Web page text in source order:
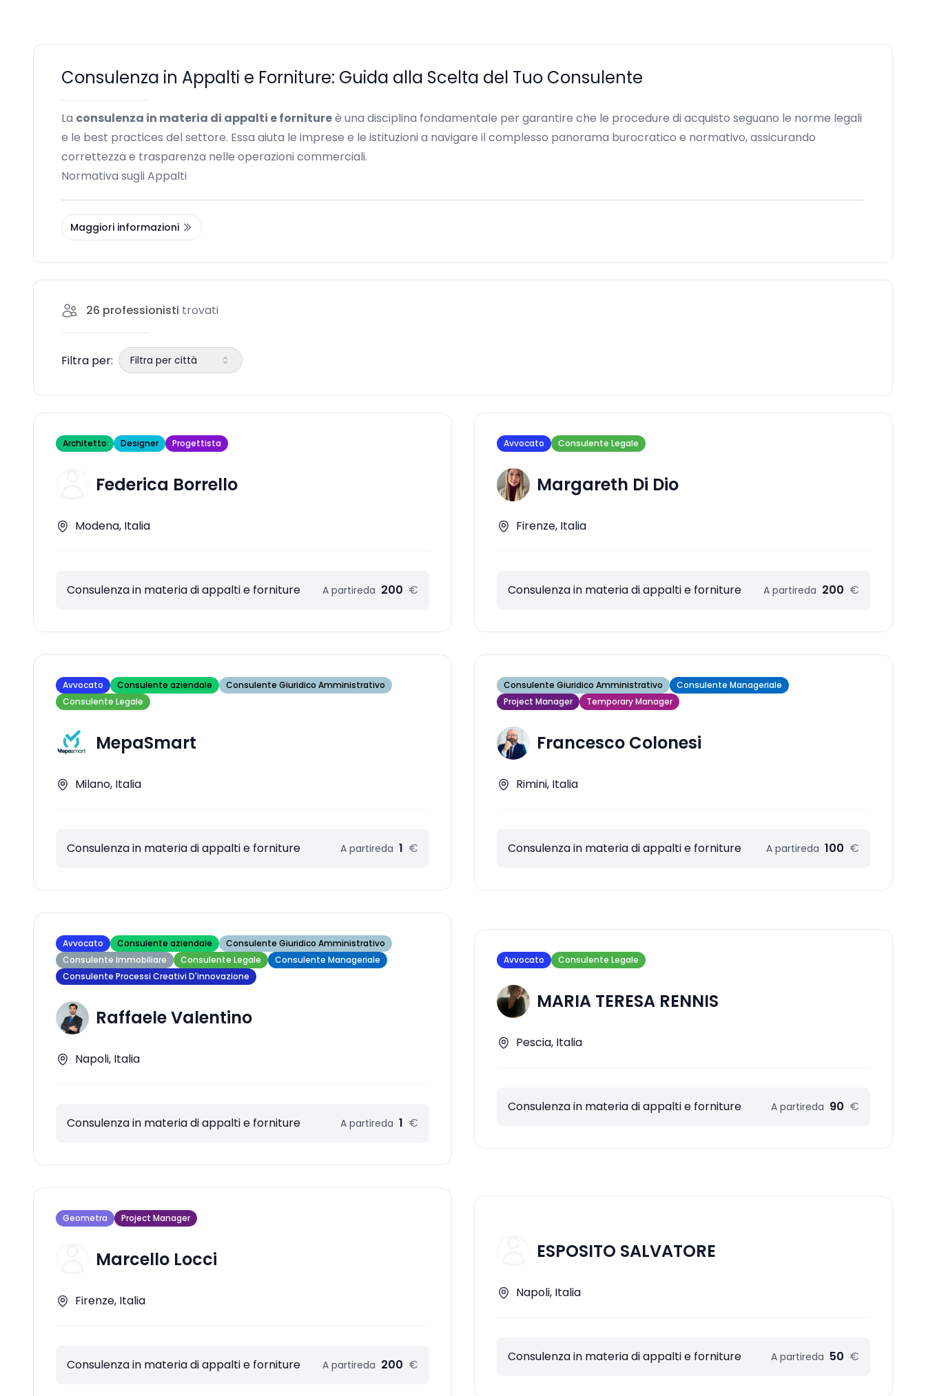
Consulenza in Appalti e Forniture: Guida alla Scelta del Tuo Consulente
La consulenza in materia di appalti e fornitureè una disciplina fondamentale per garantire che le procedure di acquisto seguano le norme legali
e le best practices del settore. Essa aiuta le imprese e le istituzioni a navigare il complesso panorama burocratico e normativo, assicurando
correttezza e trasparenza nelle operazioni commerciali.
Normativa sugli Appalti
Maggiori informazioni
26 professionisti trovati
Filtra per: Filtra per città
Architetto Designer Progettista
Federica Borrello
Modena, Italia
Consulenza in materia di appalti e forniture A partireda 200 €
Avvocato Consulente Legale
Margareth Di Dio
Firenze, Italia
Consulenza in materia di appalti e forniture A partireda 200 €
Avvocato Consulente aziendale
Consulente Giuridico Amministrativo
Consulente Legale
MepaSmart
Milano, Italia
Consulenza in materia di appalti e forniture A partireda 1 €
Consulente Giuridico Amministrativo
Consulente Manageriale
Project Manager
Temporary Manager
Francesco Colonesi
Rimini, Italia
Consulenza in materia di appalti e forniture A partireda 100 €
Avvocato Consulente aziendale
Consulente Giuridico Amministrativo
Consulente Immobiliare
Consulente Legale
Consulente Manageriale
Consulente Processi Creativi D'innovazione
Raffaele Valentino
Napoli, Italia
Consulenza in materia di appalti e forniture A partireda 1 €
Avvocato Consulente Legale
MARIA TERESA RENNIS
Pescia, Italia
Consulenza in materia di appalti e forniture A partireda 90 €
Geometra Project Manager
Marcello Locci
Firenze, Italia
Consulenza in materia di appalti e forniture A partireda 200 €
ESPOSITO SALVATORE
Napoli, Italia
Consulenza in materia di appalti e forniture A partireda 50 €